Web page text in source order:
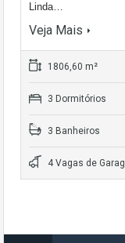
Linda…
Veja Mais
1806,60 m²
3 Dormitórios
3 Banheiros
4 Vagas de